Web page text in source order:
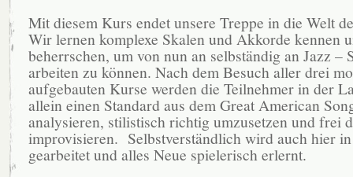
Mit diesem Kurs endet unsere Treppe in die Welt
Wir lernen komplexe Skalen und Akkorde kennen
beherrschen, um von nun an selbständig an Jazz –
arbeiten zu können. Nach dem Besuch aller drei
aufgebauten Kurse werden die Teilnehmer in der
allein einen Standard aus dem Great American
analysieren, stilistisch richtig umzusetzen und frei
improvisieren. Selbstverständlich wird auch hier
gearbeitet und alles Neue spielerisch erlernt.